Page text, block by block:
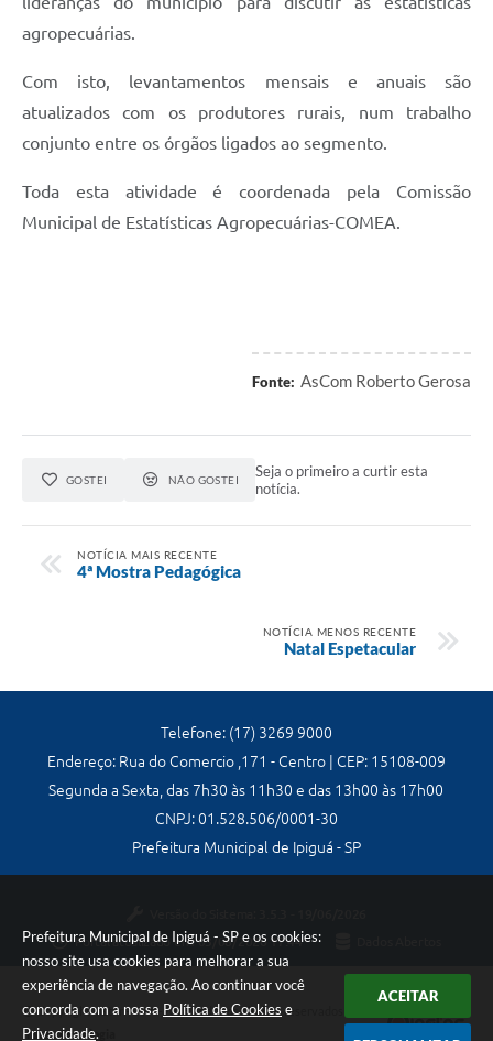
Prefeitura Municipal de Ipiguá - SP e os cookies:
nosso site usa cookies para melhorar a sua
experiência de navegação. Ao continuar você
concorda com a nossa Política de Cookies e
Privacidade.
ACEITAR
agropecuárias.
Com isto, levantamentos mensais e anuais são
atualizados com os produtores rurais, num trabalho
conjunto entre os órgãos ligados ao segmento.
Toda esta atividade é coordenada pela Comissão
Municipal de Estatísticas Agropecuárias-COMEA.
Fonte: AsCom Roberto Gerosa
GOSTEI NÃO GOSTEI
Seja o primeiro a curtir esta
notícia.
NOTÍCIA MAIS RECENTE
4ª Mostra Pedagógica
NOTÍCIA MENOS RECENTE
Natal Espetacular
Telefone: (17) 3269 9000
Endereço: Rua do Comercio ,171 - Centro | CEP: 15108-009
Segunda a Sexta, das 7h30 às 11h30 e das 13h00 às 17h00
CNPJ: 01.528.506/0001-30
Prefeitura Municipal de Ipiguá - SP
Portal atualizado em:03/08/2026 17:44
Copyright Instar - 2006-2026. Todos os direitos reservados -
Instar Tecnologia